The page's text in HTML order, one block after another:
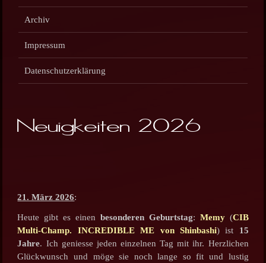
Archiv
Impressum
Datenschutzerklärung
Neuigkeiten 2026
21. März 2026:
Heute gibt es einen besonderen Geburtstag: Memy(CIB
Multi-Champ. INCREDIBLE ME von Shinbashi) ist 15
Jahre. Ich geniesse jeden einzelnen Tag mit ihr. Herzlichen
Glückwunsch und möge sie noch lange so fit und lustig